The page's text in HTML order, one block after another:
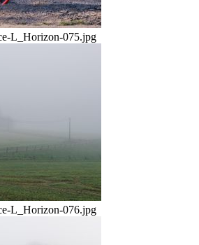
L_Horizon-075.jpg
L_Horizon-076.jpg